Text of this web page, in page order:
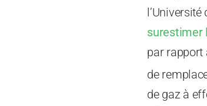
l’Université
surestimer
par rapport
de
de gaz à